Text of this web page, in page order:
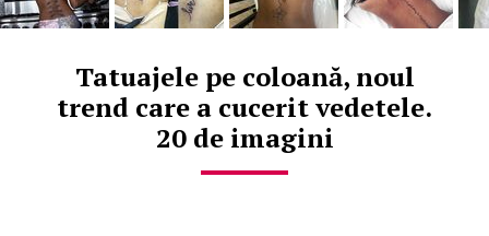
Tatuajele pe coloană, noul
trend care a cucerit vedetele.
20 de imagini